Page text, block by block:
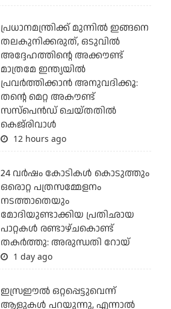
പ്രധാനമന്ത്രിക്ക് മുന്നില്‍ ഇങ്ങനെ
തലകുനിക്കരുത്, ഒടുവില്‍
അദ്ദേഹത്തിന്റെ അക്കൗണ്ട്
മാത്രമേ ഇന്ത്യയില്‍
പ്രവര്‍ത്തിക്കാന്‍ അനുവദിക്കൂ:
തന്റെ മെറ്റ അകൗണ്ട്
സസ്‌പെന്‍ഡ് ചെയ്തതില്‍
കെജ്‌രിവാള്‍
12 hours ago
24 വര്‍ഷം കോടികള്‍ കൊടുത്തും
ഒരൊറ്റ പത്രസമ്മേളനം
നടത്താതെയും
മോദിയുണ്ടാക്കിയ പ്രതിഛായ
പാറ്റകള്‍ രണ്ടാഴ്ചകൊണ്ട്
തകര്‍ത്തു: അരുന്ധതി റോയ്
1 day ago
ഇസ്രഈല്‍ ഒറ്റപ്പെട്ടുവെന്ന്
ആളുകള്‍ പറയുന്നു, എന്നാല്‍